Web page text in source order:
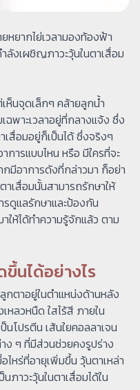
หยากไย่เวลามองท้องฟ้า
งเผชิญภาวะวุ้นในตาเสื่อม
ห็นจุดเล็กๆ คล้ายลูกน้ำ
ฉพาะเวลาอยู่ที่กลางแจ้ง ซึ่ง
สื่อมอยู่ก็เป็นได้ ซึ่งจริงๆ
การแบบไหน หรือ มีใครที่จะ
กมีอาการดังที่กล่าวมา ก็อย่า
าเสื่อมนั้นสามารถรักษาให้
รดูแลรักษาและป้องกัน
ให้ได้ทำความรู้จักแล้ว ตาม
ขึ้นได้อย่างไร
กตาอยู่ในตำแหน่งด้านหลัง
หลวหนืด ใสไร้สี ภายใน
นโปรตีน เส้นใยคอลลาเจน
ง ๆ ที่มีส่วนช่วยคงรูปร่าง
หร่ที่อายุเพิ่มขึ้น วุ้นตาเหล่า
าวะวุ้นในตาเสื่อมได้ใน